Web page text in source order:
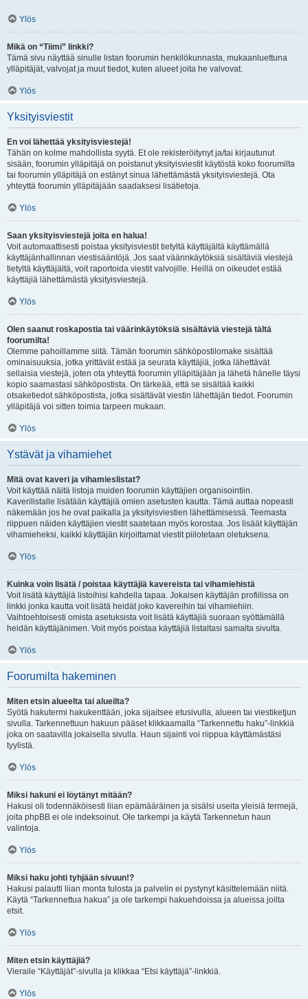
Ylös
Mikä on “Tiimi” linkki?
Tämä sivu näyttää sinulle listan foorumin henkilökunnasta, mukaanluettuna
ylläpitäjät, valvojat ja muut tiedot, kuten alueet joita he valvovat.
Ylös
Yksityisviestit
En voi lähettää yksityisviestejä!
Tähän on kolme mahdollista syytä. Et ole rekisteröitynyt ja/tai kirjautunut
sisään, foorumin ylläpitäjä on poistanut yksityisviestit käytöstä koko foorumilta
tai foorumin ylläpitäjä on estänyt sinua lähettämästä yksityisviestejä. Ota
yhteyttä foorumin ylläpitäjään saadaksesi lisätietoja.
Ylös
Saan yksityisviestejä joita en halua!
Voit automaattisesti poistaa yksityisviestit tietyltä käyttäjältä käyttämällä
käyttäjänhallinnan viestisääntöjä. Jos saat väärinkäytöksiä sisältäviä viestejä
tietyltä käyttäjältä, voit raportoida viestit valvojille. Heillä on oikeudet estää
käyttäjiä lähettämästä yksityisviestejä.
Ylös
Olen saanut roskapostia tai väärinkäytöksiä sisältäviä viestejä tältä
foorumilta!
Olemme pahoillamme siitä. Tämän foorumin sähköpostilomake sisältää
ominaisuuksia, jotka yrittävät estää ja seurata käyttäjiä, jotka lähettävät
sellaisia viestejä, joten ota yhteyttä foorumin ylläpitäjään ja lähetä hänelle täysi
kopio saamastasi sähköpostista. On tärkeää, että se sisältää kaikki
otsaketiedot sähköpostista, jotka sisältävät viestin lähettäjän tiedot. Foorumin
ylläpitäjä voi sitten toimia tarpeen mukaan.
Ylös
Ystävät ja vihamiehet
Mitä ovat kaveri ja vihamieslistat?
Voit käyttää näitä listoja muiden foorumin käyttäjien organisointiin.
Kaverilistalle lisätään käyttäjiä omien asetusten kautta. Tämä auttaa nopeasti
näkemään jos he ovat paikalla ja yksityisviestien lähettämisessä. Teemasta
riippuen näiden käyttäjien viestit saatetaan myös korostaa. Jos lisäät käyttäjän
vihamieheksi, kaikki käyttäjän kirjoittamat viestit piilotetaan oletuksena.
Ylös
Kuinka voin lisätä / poistaa käyttäjiä kavereista tai vihamiehistä
Voit lisätä käyttäjiä listoihisi kahdella tapaa. Jokaisen käyttäjän profiilissa on
linkki jonka kautta voit lisätä heidät joko kavereihin tai vihamiehiin.
Vaihtoehtoisesti omista asetuksista voit lisätä käyttäjiä suoraan syöttämällä
heidän käyttäjänimen. Voit myös poistaa käyttäjiä listaltasi samalta sivulta.
Ylös
Foorumilta hakeminen
Miten etsin alueelta tai alueilta?
Syötä hakutermi hakukenttään, joka sijaitsee etusivulla, alueen tai viestiketjun
sivulla. Tarkennettuun hakuun pääset klikkaamalla “Tarkennettu haku”-linkkiä
joka on saatavilla jokaisella sivulla. Haun sijainti voi riippua käyttämästäsi
tyylistä.
Ylös
Miksi hakuni ei löytänyt mitään?
Hakusi oli todennäköisesti liian epämääräinen ja sisälsi useita yleisiä termejä,
joita phpBB ei ole indeksoinut. Ole tarkempi ja käytä Tarkennetun haun
valintoja.
Ylös
Miksi haku johti tyhjään sivuun!?
Hakusi palautti liian monta tulosta ja palvelin ei pystynyt käsittelemään niitä.
Käytä “Tarkennettua hakua” ja ole tarkempi hakuehdoissa ja alueissa joilta
etsit.
Ylös
Miten etsin käyttäjiä?
Vieraile “Käyttäjät”-sivulla ja klikkaa “Etsi käyttäjä”-linkkiä.
Ylös